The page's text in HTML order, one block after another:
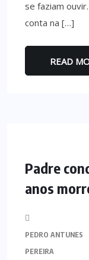
se faziam
conta na […]
READ
Padre
anos
PEDRO ANTUNES
PEREIRA